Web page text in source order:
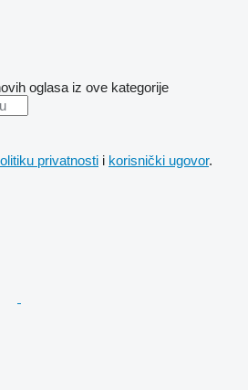
oglasa iz ove kategorije
privatnosti i korisnički ugovor.